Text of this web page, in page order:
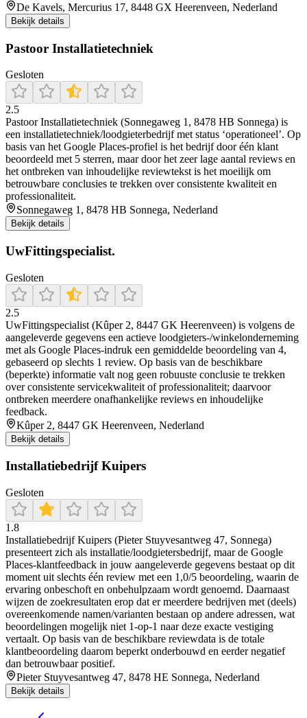
De Kavels, Mercurius 17, 8448 GX Heerenveen, Nederland
Bekijk details
Pastoor Installatietechniek
Gesloten
2.5
Pastoor Installatietechniek (Sonnegaweg 1, 8478 HB Sonnega) is
een installatietechniek/loodgieterbedrijf met status ‘operationeel’. Op
basis van het Google Places-profiel is het bedrijf door één klant
beoordeeld met 5 sterren, maar door het zeer lage aantal reviews en
het ontbreken van inhoudelijke reviewtekst is het moeilijk om
betrouwbare conclusies te trekken over consistente kwaliteit en
professionaliteit.
Sonnegaweg 1, 8478 HB Sonnega, Nederland
Bekijk details
UwFittingspecialist.
Gesloten
2.5
UwFittingspecialist (Kûper 2, 8447 GK Heerenveen) is volgens de
aangeleverde gegevens een actieve loodgieters-/winkelonderneming
met als Google Places-indruk een gemiddelde beoordeling van 4,
gebaseerd op slechts 1 review. Op basis van de beschikbare
(beperkte) informatie valt nog geen robuuste conclusie te trekken
over consistente servicekwaliteit of professionaliteit; daarvoor
ontbreken meerdere onafhankelijke reviews en inhoudelijke
feedback.
Kûper 2, 8447 GK Heerenveen, Nederland
Bekijk details
Installatiebedrijf Kuipers
Gesloten
1.8
Installatiebedrijf Kuipers (Pieter Stuyvesantweg 47, Sonnega)
presenteert zich als installatie/loodgietersbedrijf, maar de Google
Places-klantfeedback in jouw aangeleverde gegevens bestaat op dit
moment uit slechts één review met een 1,0/5 beoordeling, waarin de
ervaring onbeschoft en onbehulpzaam wordt genoemd. Daarnaast
wijzen de zoekresultaten erop dat er meerdere bedrijven met (deels)
overeenkomende namen/varianten bestaan op andere adressen, wat
beoordelingen mogelijk niet 1-op-1 naar deze exacte vestiging
vertaalt. Op basis van de beschikbare reviewdata is de totale
klantbeoordeling daarom beperkt onderbouwd en eerder negatief
dan betrouwbaar positief.
Pieter Stuyvesantweg 47, 8478 HE Sonnega, Nederland
Bekijk details